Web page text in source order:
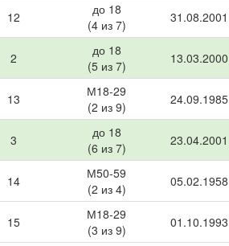
12
до 18
(4 из 7)
31.08.2001
2
до 18
(5 из 7)
13.03.2000
13
М18-29
(2 из 9)
24.09.1985
3
до 18
(6 из 7)
23.04.2001
14
М50-59
(2 из 4)
05.02.1958
15
М18-29
(3 из 9)
01.10.1993